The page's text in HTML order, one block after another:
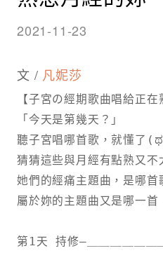
2021-11-23
文 / 凡妮莎
【子宮の經期歌曲唱給正在
「今天是第幾天？」
聽子宮唱哪首歌，就懂了
猜猜這些與月經有點熟又不
她們的經痛主題曲，是哪首
屬於妳的主題曲又是哪一首
第1天 持修—＿＿＿＿＿＿